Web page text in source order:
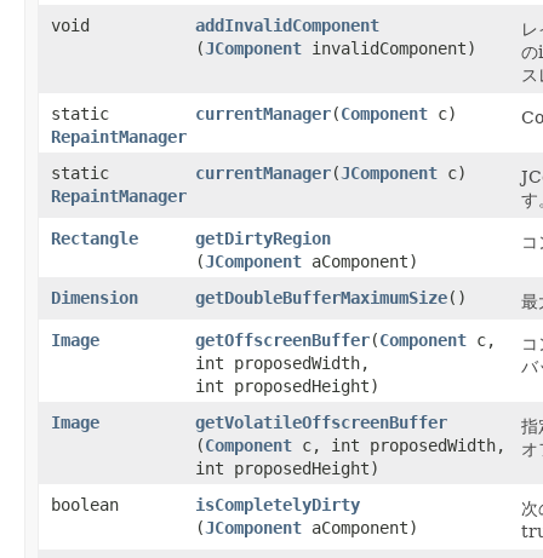
void addInvalidComponent
(JComponent invalidComponent)
の
static
RepaintManager
currentManager​(Component c)
static
RepaintManager
currentManager​(JComponent c)
す
Rectangle
getDirtyRegion
(JComponent aComponent)
Dimension getDoubleBufferMaximumSize()
最
Image
getOffscreenBuffer​(Component c,
int proposedWidth,
int proposedHeight)
バ
Image getVolatileOffscreenBuffer
(Component c, int proposedWidth,
int proposedHeight)
指
オ
boolean isCompletelyDirty
(JComponent aComponent)